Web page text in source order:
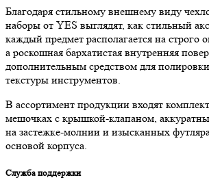
Благодаря стильному внешнему виду
наборы от YES выглядят, как стильный
каждый предмет располагается на строго
а роскошная бархатистая внутренняя
дополнительным средством для
текстуры инструментов.
В ассортимент продукции входят
мешочках с крышкой-клапаном,
на застежке-молнии и изысканных
основой корпуса.
Служба поддержки